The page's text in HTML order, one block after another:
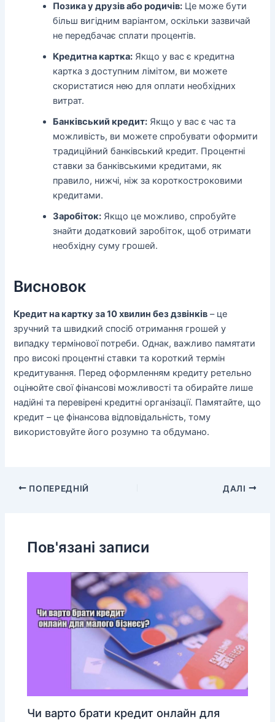
Позика у друзів або родичів: Це може бути
більш вигідним варіантом, оскільки зазвичай
не передбачає сплати процентів.
Кредитна картка: Якщо у вас є кредитна
картка з доступним лімітом, ви можете
скористатися нею для оплати необхідних
витрат.
Банківський кредит: Якщо у вас є час та
можливість, ви можете спробувати оформити
традиційний банківський кредит. Процентні
ставки за банківськими кредитами, як
правило, нижчі, ніж за короткостроковими
кредитами.
Заробіток: Якщо це можливо, спробуйте
знайти додатковий заробіток, щоб отримати
необхідну суму грошей.
Висновок
Кредит на картку за 10 хвилин без дзвінків – це
зручний та швидкий спосіб отримання грошей у
випадку термінової потреби. Однак, важливо памятати
про високі процентні ставки та короткий термін
кредитування. Перед оформленням кредиту ретельно
оцінюйте свої фінансові можливості та обирайте лише
надійні та перевірені кредитні організації. Памятайте, що
кредит – це фінансова відповідальність, тому
використовуйте його розумно та обдумано.
ПОПЕРЕДНІЙ ДАЛІ
Пов'язані записи
Чи варто брати кредит онлайн для